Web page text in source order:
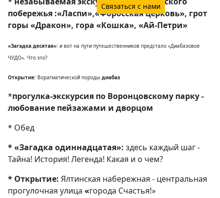
побережья :«Ласпи»,«Форосская церковь», грот
горы «Дракон», гора «Кошка», «Ай-Петри»
«Загадка десятая»: и вот на пути путешественников предстало «Диабазовое
ЧУДО». Что это?
Открытие: Ворагматической породы диабаз
*прогулка-экскурсия по Воронцовскому парку -
любование пейзажами и дворцом
* Обед
* «Загадка одиннадцатая»: здесь каждый шаг -
Тайна! История! Легенда! Какая и о чем?
* Открытие: Ялтинская набережная - центральная
прогулочная улица «города Счастья!»
Связаться с нами